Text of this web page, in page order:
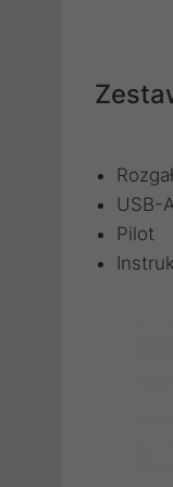
USB-
Pilot